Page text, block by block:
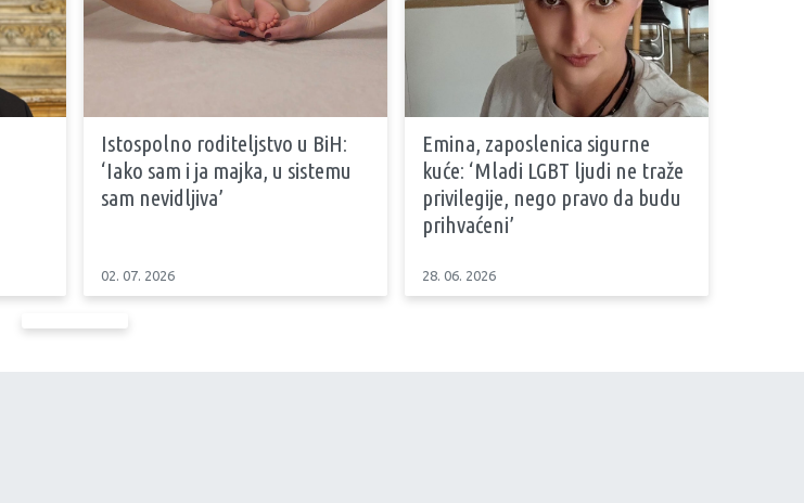
Istospolno roditeljstvo u BiH:
‘Iako sam i ja majka, u sistemu
sam nevidljiva’
02. 07. 2026
Emina, zaposlenica sigurne
kuće: ‘Mladi LGBT ljudi ne traže
privilegije, nego pravo da budu
prihvaćeni’
28. 06. 2026